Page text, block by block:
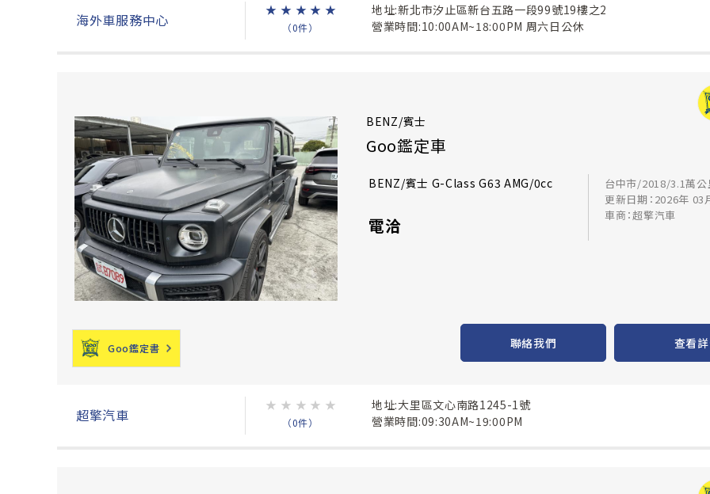
海外車服務中心
★ ★ ★ ★ ★
（0件）
地址:新北市汐止區新台五路一段99號19樓之2
營業時間:10:00AM~18:00PM 周六日公休
BENZ/賓士
Goo鑑定車
BENZ/賓士 G-Class G63 AMG/0cc
電洽
台中市/2018/3.1萬公
更新日期：2026年 03
車商：超擎汽車
Goo鑑定書 聯絡我們 查看
超擎汽車
★ ★ ★ ★ ★
（0件）
地址:大里區文心南路1245-1號
營業時間:09:30AM~19:00PM